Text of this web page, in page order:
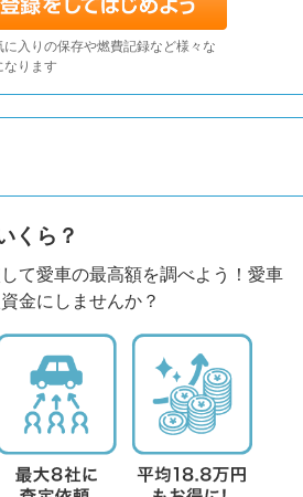
に入りの保存や燃費記録など様々な
なります
くら？
て愛車の最高額を調べよう！愛車
金にしませんか？